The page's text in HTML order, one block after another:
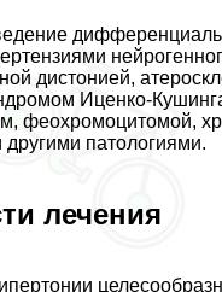
дистонией,
Иценко-
феохромоцитомой,
патологиями.
лечения